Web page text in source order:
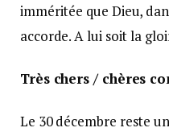
imméritée que Dieu,
accorde. A lui soit la
Très chers / chères
Le 30 décembre reste